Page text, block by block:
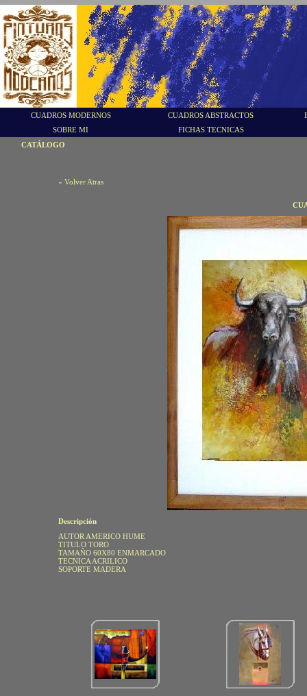
CUADROS MODERNOS CUADROS ABSTRACTOS
SOBRE MI
FICHAS TECNICAS
CATÁLOGO
« Volver Atras
Descripción
AUTOR AMERICO HUME
TITULO TORO
TAMAÑO 60X80 ENMARCADO
TECNICA ACRILICO
SOPORTE MADERA